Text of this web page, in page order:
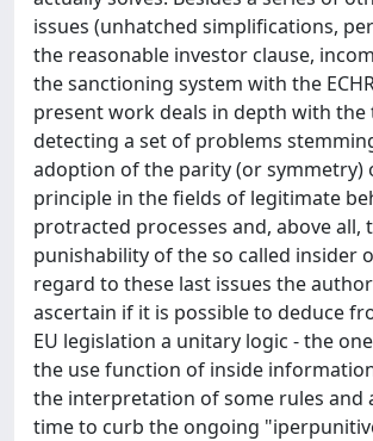
issues (unhatched simplifications,
the reasonable investor clause,
the sanctioning system with the
present work deals in depth with the
detecting a set of problems
adoption of the parity (or
principle in the fields of legitimate
protracted processes and, above all,
punishability of the so called insider
regard to these last issues the
ascertain if it is possible to deduce
EU legislation a unitary logic - the
the use function of inside
the interpretation of some rules and
time to curb the ongoing